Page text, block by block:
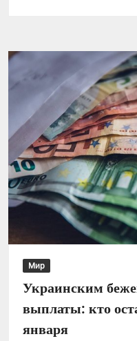
какой
курс
валют
перед
выходными
Мир
Украинским
выплаты: кто
января